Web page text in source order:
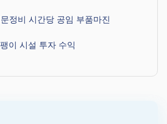
정비 시간당 공임 부품마진
이 시설 투자 수익